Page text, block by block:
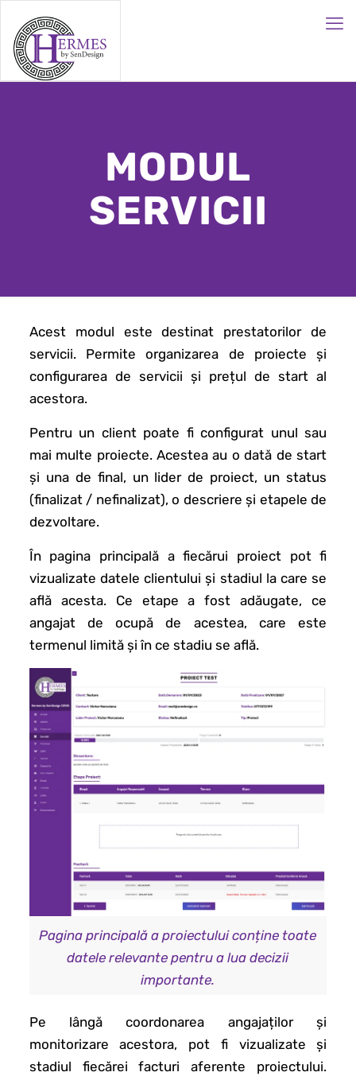
MODUL
SERVICII
Acest modul este destinat prestatorilor de
servicii. Permite organizarea de proiecte și
configurarea de servicii și prețul de start al
acestora.
Pentru un client poate fi configurat unul sau
mai multe proiecte. Acestea au o dată de start
și una de final, un lider de proiect, un status
(finalizat / nefinalizat), o descriere și etapele de
dezvoltare.
În pagina principală a fiecărui proiect pot fi
vizualizate datele clientului și stadiul la care se
află acesta. Ce etape a fost adăugate, ce
angajat de ocupă de acestea, care este
termenul limită și în ce stadiu se află.
Pagina principală a proiectului conține toate
datele relevante pentru a lua decizii
importante.
Pe lângă coordonarea angajaților și
monitorizare acestora, pot fi vizualizate și
stadiul fiecărei facturi aferente proiectului.